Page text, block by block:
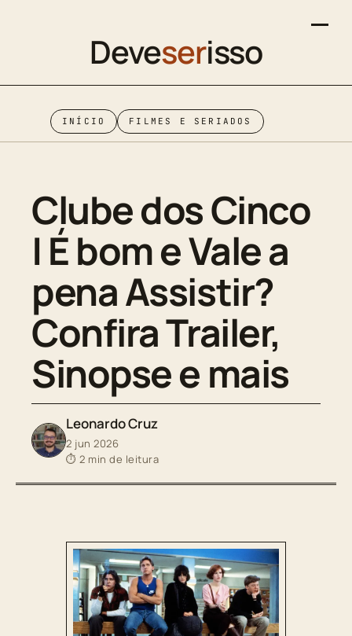
Deveserisso
INÍCIO FILMES E SERIADOS
Clube dos Cinco
| É bom e Vale a
pena Assistir?
Confira Trailer,
Sinopse e mais
Leonardo Cruz
2 jun 2026
⏱ 2 min de leitura